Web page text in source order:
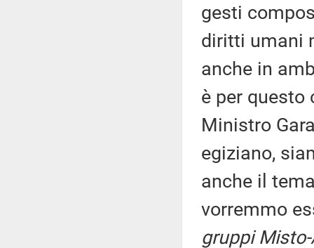
gesti
diritti umani
anche in
è per questo
Ministro
egiziano,
anche il
vorremmo
gruppi